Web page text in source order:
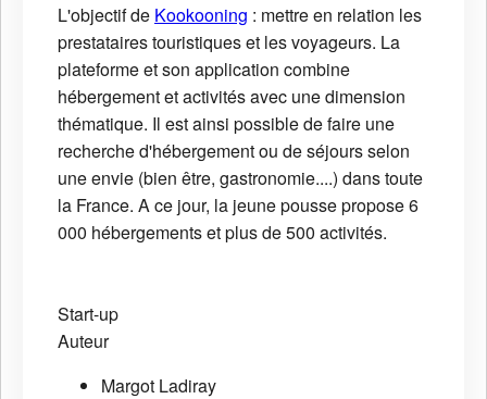
L'objectif de Kookooning : mettre en relation les
prestataires touristiques et les voyageurs. La
plateforme et son application combine
hébergement et activités avec une dimension
thématique. Il est ainsi possible de faire une
recherche d'hébergement ou de séjours selon
une envie (bien être, gastronomie....) dans toute
la France. A ce jour, la jeune pousse propose 6
000 hébergements et plus de 500 activités.
Start-up
Auteur
Margot Ladiray